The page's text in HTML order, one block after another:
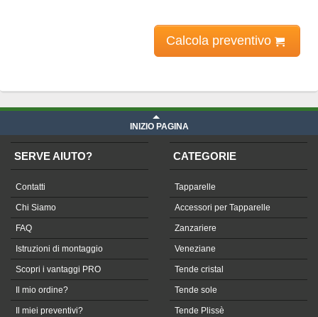
Calcola preventivo
INIZIO PAGINA
SERVE AIUTO?
Contatti
Chi Siamo
FAQ
Istruzioni di montaggio
Scopri i vantaggi PRO
Il mio ordine?
Il miei preventivi?
CATEGORIE
Tapparelle
Accessori per Tapparelle
Zanzariere
Veneziane
Tende cristal
Tende sole
Tende Plissè